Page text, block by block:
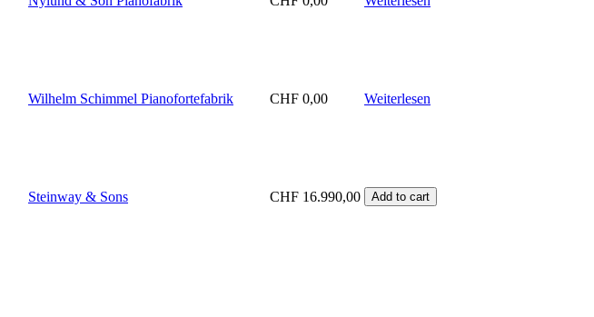
Wilhelm Schimmel Pianofortefabrik CHF 0,00 Weiterlesen
Steinway & Sons CHF 16.990,00 Add to cart